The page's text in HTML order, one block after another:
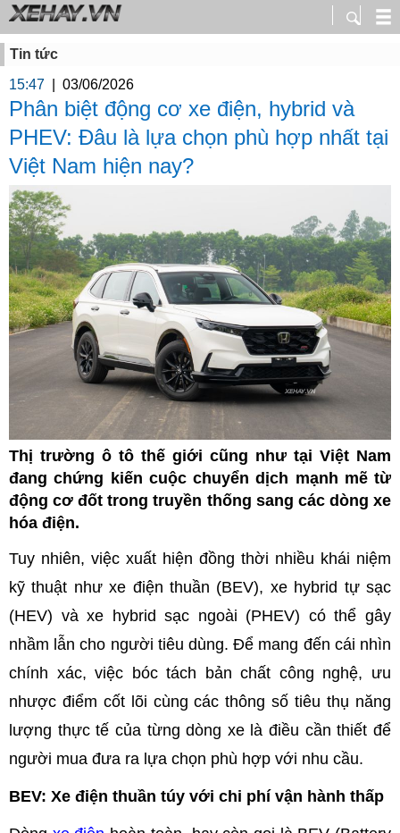
Tin tức
15:47
03/06/2026
Phân biệt động cơ xe điện, hybrid và
PHEV: Đâu là lựa chọn phù hợp nhất tại
Việt Nam hiện nay?
Thị trường ô tô thế giới cũng như tại Việt Nam
đang chứng kiến cuộc chuyển dịch mạnh mẽ từ
động cơ đốt trong truyền thống sang các dòng xe
hóa điện.
Tuy nhiên, việc xuất hiện đồng thời nhiều khái niệm
kỹ thuật như xe điện thuần (BEV), xe hybrid tự sạc
(HEV) và xe hybrid sạc ngoài (PHEV) có thể gây
nhầm lẫn cho người tiêu dùng. Để mang đến cái nhìn
chính xác, việc bóc tách bản chất công nghệ, ưu
nhược điểm cốt lõi cùng các thông số tiêu thụ năng
lượng thực tế của từng dòng xe là điều cần thiết để
người mua đưa ra lựa chọn phù hợp với nhu cầu.
BEV: Xe điện thuần túy với chi phí vận hành thấp